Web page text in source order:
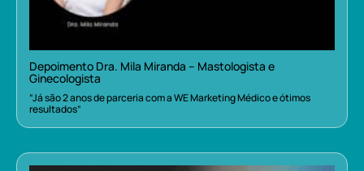
Depoimento Dra. Mila Miranda – Mastologista e
Ginecologista
“Já são 2 anos de parceria com a WE Marketing Médico e ótimos
resultados”